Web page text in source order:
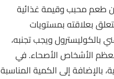
طعم محبب وقيمة غذائية
بعلاقته بمستويات
بالكوليسترول ويجب تجنبه،
الأشخاص الأصحاء. في
إلى الكمية المناسبة